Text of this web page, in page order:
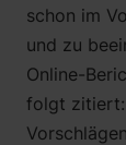
schon im
und zu
Online-
folgt zitiert: